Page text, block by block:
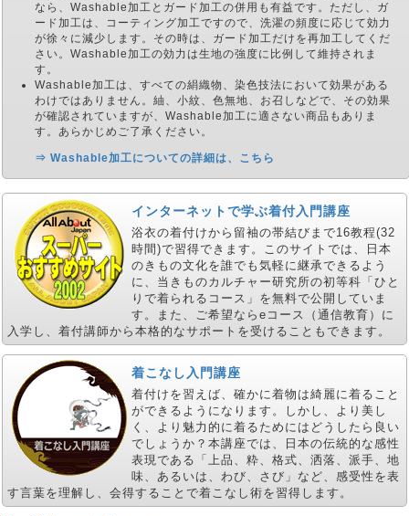
なら、Washable加工とガード加工の併用も有益です。ただし、ガ
ード加工は、コーティング加工ですので、洗濯の頻度に応じて効力
が徐々に減少します。その時は、ガード加工だけを再加工してくだ
さい。Washable加工の効力は生地の強度に比例して維持されま
す。
Washable加工は、すべての絹織物、染色技法において効果がある
わけではありません。紬、小紋、色無地、お召しなどで、その効果
が確認されていますが、Washable加工に適さない商品もありま
す。あらかじめご了承ください。
⇒ Washable加工についての詳細は、こちら
インターネットで学ぶ着付入門講座
浴衣の着付けから留袖の帯結びまで16教程(32
時間)で習得できます。このサイトでは、日本
のきもの文化を誰でも気軽に継承できるよう
に、当きものカルチャー研究所の初等科「ひと
りで着られるコース」を無料で公開していま
す。また、ご希望ならeコース（通信教育）に
入学し、着付講師から本格的なサポートを受けることもできます。
着こなし入門講座
着付けを習えば、確かに着物は綺麗に着ること
ができるようになります。しかし、より美し
く、より魅力的に着るためにはどうしたら良い
でしょうか？本講座では、日本の伝統的な感性
表現である「上品、粋、格式、洒落、派手、地
味、あるいは、わび、さび」など、感受性を表
す言葉を理解し、会得することで着こなし術を習得します。